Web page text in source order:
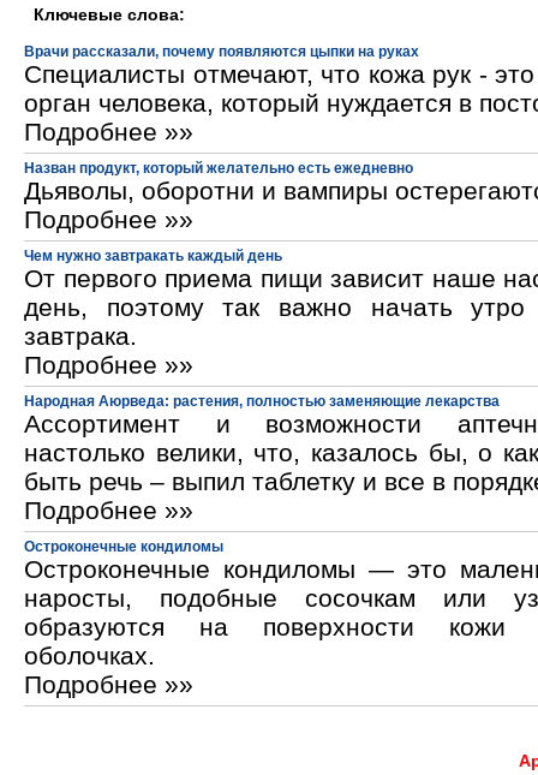
Ключевые слова:
Врачи рассказали, почему появляются цыпки на руках
Специалисты отмечают, что кожа рук -
орган человека, который нуждается в
Подробнее »»
Назван продукт, который желательно есть ежедневно
Дьяволы, оборотни и вампиры
Подробнее »»
Чем нужно завтракать каждый день
От первого приема пищи зависит наше
день, поэтому так важно начать утро
завтрака.
Подробнее »»
Народная Аюрведа: растения, полностью заменяющие лекарства
Ассортимент и возможности
настолько велики, что, казалось бы, о
быть речь – выпил таблетку и все в
Подробнее »»
Остроконечные кондиломы
Остроконечные кондиломы — это
наросты, подобные сосочкам или
образуются на поверхности кожи
оболочках.
Подробнее »»